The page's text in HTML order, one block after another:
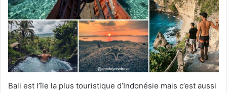
Bali est l’île la plus touristique d’Indonésie mais c’est aussi